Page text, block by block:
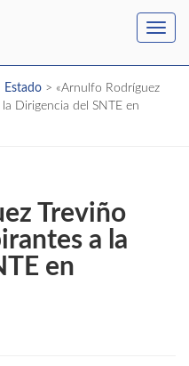
Estado > «Arnulfo Rodríguez
Dirigencia del SNTE en
Treviño
a la
en